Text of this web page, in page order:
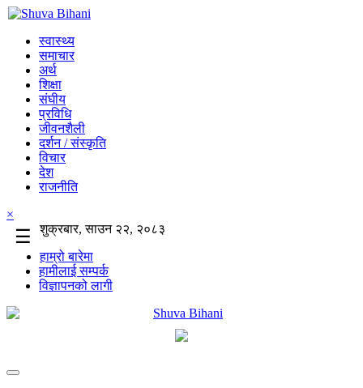
स्वास्थ्य
समाचार
अर्थ
शिक्षा
संघीय
प्रविधि
जीवनशैली
दर्शन / संस्कृति
विचार
देश
राजनीति
×
☰
शुक्रबार, साउन २२, २०८३
हाम्रो बारेमा
हामीलाई सम्पर्क
विज्ञापनको लागी